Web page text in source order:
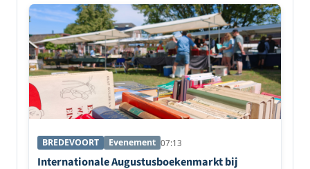
BREDEVOORT Evenement 07:13
Internationale Augustusboekenmarkt bij